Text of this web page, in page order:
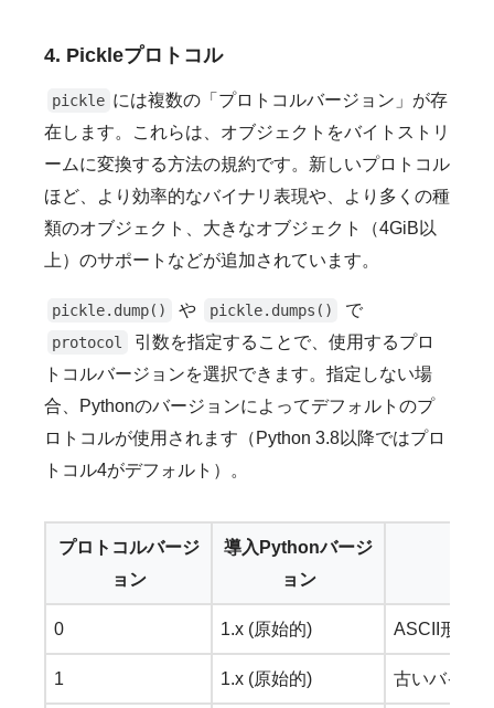
4. Pickleプロトコル
pickle には複数の「プロトコルバージョン」が存
在します。これらは、オブジェクトをバイトストリ
ームに変換する方法の規約です。新しいプロトコル
ほど、より効率的なバイナリ表現や、より多くの種
類のオブジェクト、大きなオブジェクト（4GiB以
上）のサポートなどが追加されています。
pickle.dump() や pickle.dumps() で
protocol
引数を指定することで、使用するプロ
トコルバージョンを選択できます。指定しない場
合、Pythonのバージョンによってデフォルトのプ
ロトコルが使用されます（Python 3.8以降ではプロ
トコル4がデフォルト）。
プロトコルバージ
ョン
導入Pythonバージ
ョン
0 1.x (原始的) ASCII形式
1 1.x (原始的) 古いバイナ